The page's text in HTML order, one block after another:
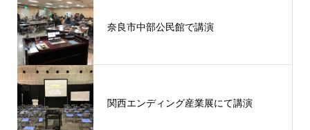
奈良市中部公民館で講演
関西エンディング産業展にて講演